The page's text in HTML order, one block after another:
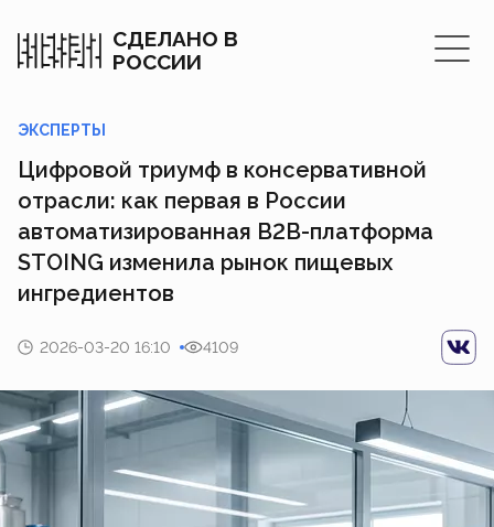
СДЕЛАНО В
РОССИИ
ЭКСПЕРТЫ
Цифровой триумф в консервативной
отрасли: как первая в России
автоматизированная B2B-платформа
STOING изменила рынок пищевых
ингредиентов
2026-03-20 16:10 4109